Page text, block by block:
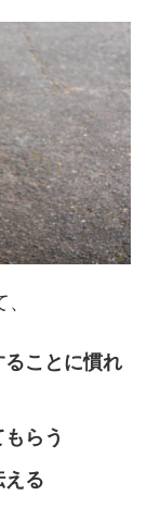
ことに慣れ
らう
える